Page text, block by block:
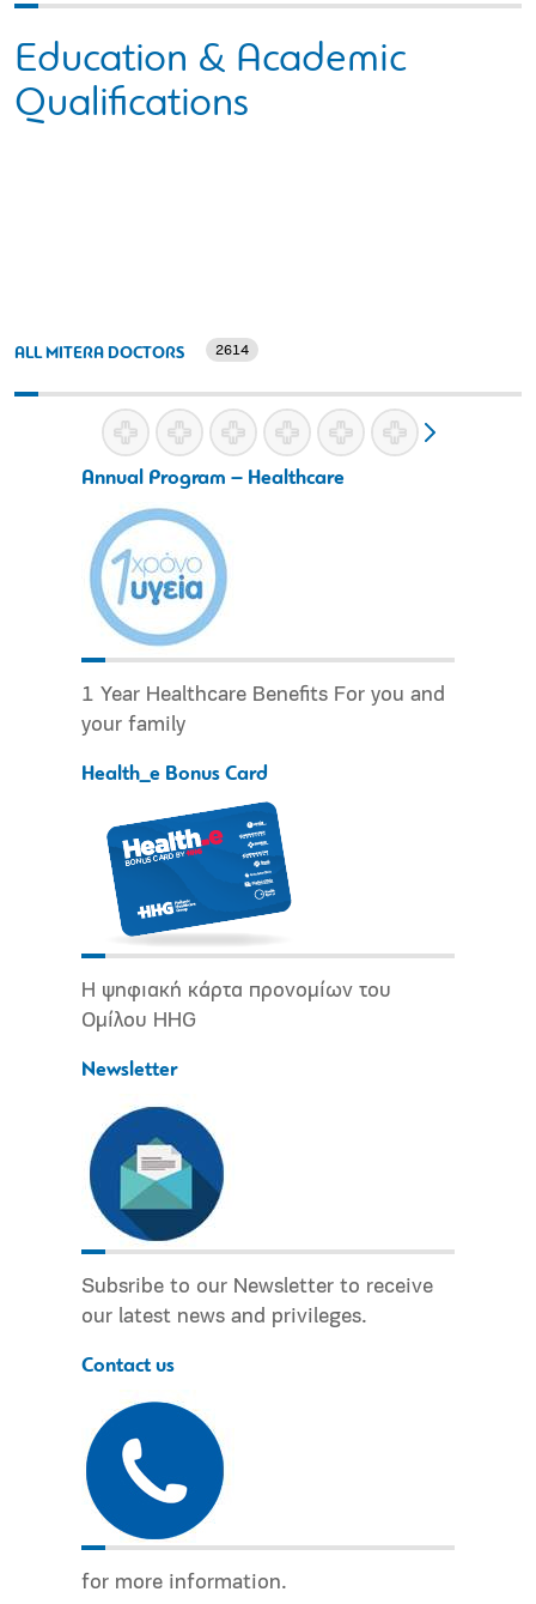
Education & Academic
Qualifications
ALL MITERA DOCTORS 2614
Annual Program – Healthcare
1 Year Healthcare Benefits For you and
your family
Health_e Bonus Card
Η ψηφιακή κάρτα προνομίων του
Ομίλου HHG
Newsletter
Subsribe to our Newsletter to receive
our latest news and privileges.
Contact us
for more information.